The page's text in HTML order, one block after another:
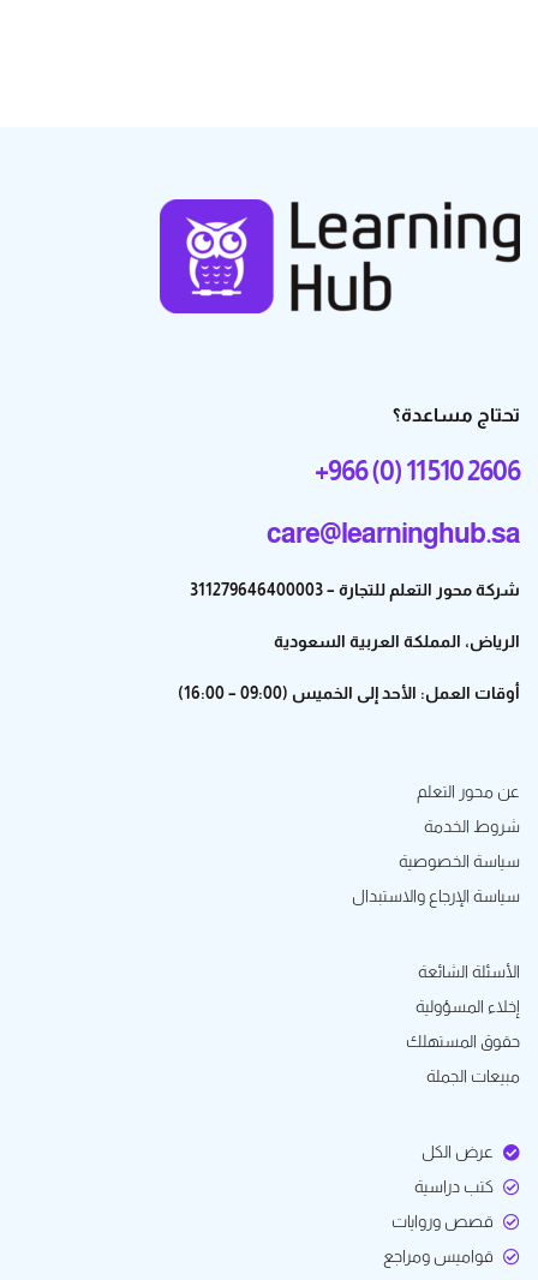
تحتاج مساعدة؟
+966 (0) 11 510 2606
care@learninghub.sa
شركة محور التعلم للتجارة – 311279646400003
الرياض، المملكة العربية السعودية
أوقات العمل: الأحد إلى الخميس (09:00 – 16:00)
عن محور التعلم
شروط الخدمة
سياسة الخصوصية
سياسة الإرجاع والاستبدال
الأسئلة الشائعة
إخلاء المسؤولية
حقوق المستهلك
مبيعات الجملة
عرض الكل
كتب دراسية
قصص وروايات
قواميس ومراجع